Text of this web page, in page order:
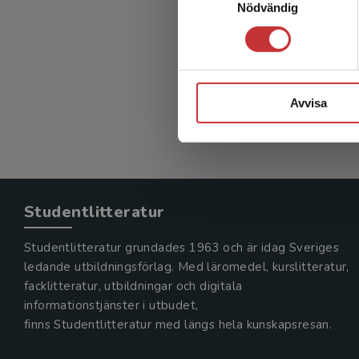
Nödvändig
Avvisa
Studentlitteratur
Studentlitteratur grundades 1963 och är idag Sveriges
ledande utbildningsförlag. Med läromedel, kurslitteratur,
facklitteratur, utbildningar och digitala
informationstjänster i utbudet,
finns Studentlitteratur med längs hela kunskapsresan.